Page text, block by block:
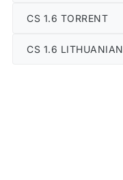
CS 1.6 TORRENT
CS 1.6 LITHUANIAN